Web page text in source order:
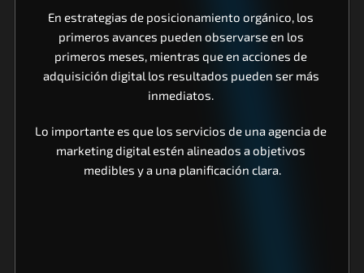
En estrategias de posicionamiento orgánico, los
primeros avances pueden observarse en los
primeros meses, mientras que en acciones de
adquisición digital los resultados pueden ser más
inmediatos.
Lo importante es que los servicios de una agencia de
marketing digital estén alineados a objetivos
medibles y a una planificación clara.